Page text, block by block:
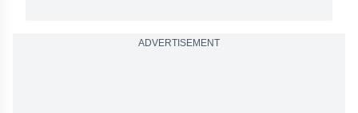
ADVERTISEMENT